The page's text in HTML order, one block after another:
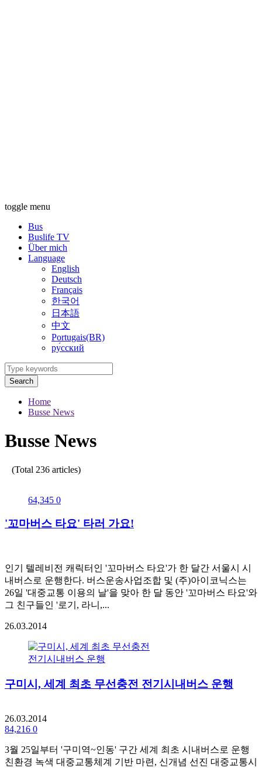
toggle menu
Bus
Buslife TV
Über mich
Language
English
Deutsch
Français
한국어
日本語
中文
Portugais(BR)
ру́сский
Search
Home
Busse News
Busse News
(Total 236 articles)
64,345 0
'꼬마버스 타요' 타러 가요!
인기 텔레비전 캐릭터인 '꼬마버스 타요'가 한 달간 서울시 시
내버스로 운행한다. 버스운송사업조합 및 (주)아이코닉스는
26일 '대중교통 이용의 날'을 맞아 한 달 동안 '꼬마버스 타요'와
그 친구들인 '로기, 라니,...
26.03.2014
구미시, 세계 최초 무선충전 전기시내버스 운행
26.03.2014
84,216 0
3월 25일부터 '구미역~인동' 구간 세계 최초 시내버스로 운행
친환경 녹색 대중교통체계 기반 마련, 신개념 선진 대중교통시